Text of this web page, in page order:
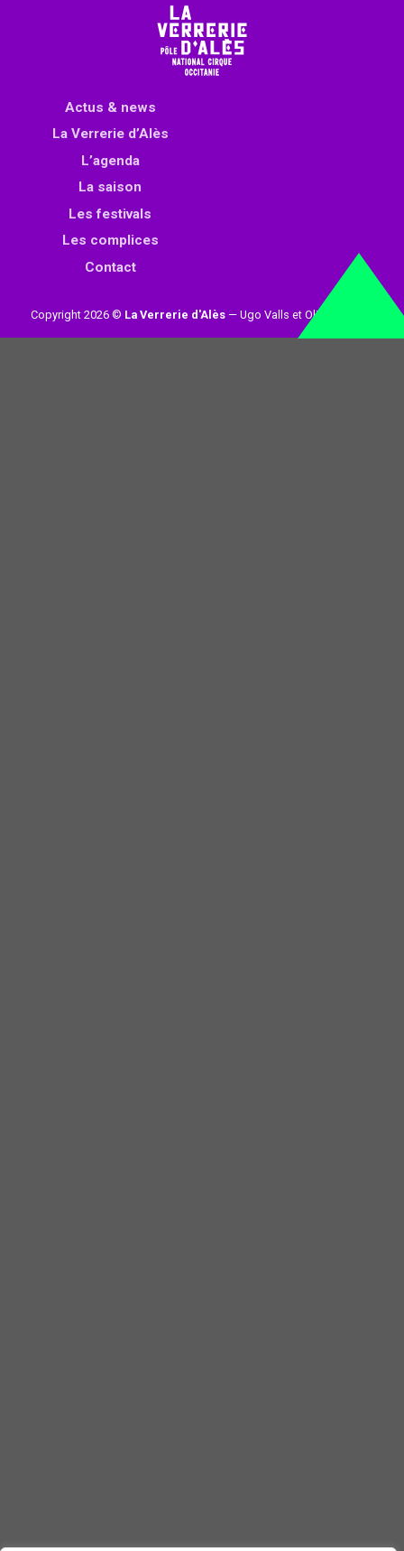
Actus & news
La Verrerie d’Alès
L’agenda
La saison
Les festivals
Les complices
Contact
Copyright 2026 © La Verrerie d'Alès— Ugo Valls et Olivier Loynet